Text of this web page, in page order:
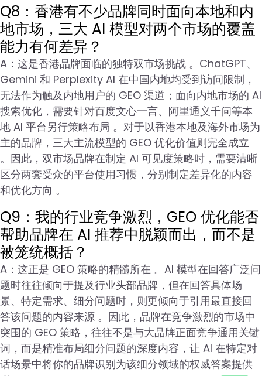
Q8：香港有不少品牌同时面向本地和内
地市场，三大 AI 模型对两个市场的覆盖
能力有何差异？
A：这是香港品牌面临的独特双市场挑战 。ChatGPT、
Gemini 和 Perplexity AI 在中国内地均受到访问限制，
无法作为触及内地用户的 GEO 渠道；面向内地市场的 AI
搜索优化，需要针对百度文心一言、阿里通义千问等本
地 AI 平台另行策略布局 。对于以香港本地及海外市场为
主的品牌，三大主流模型的 GEO 优化价值则完全成立
。因此，双市场品牌在制定 AI 可见度策略时，需要清晰
区分两套受众的平台使用习惯，分别制定差异化的内容
和优化方向 。
Q9：我的行业竞争激烈，GEO 优化能否
帮助品牌在 AI 推荐中脱颖而出，而不是
被笼统概括？
A：这正是 GEO 策略的精髓所在 。AI 模型在回答广泛问
题时往往倾向于提及行业头部品牌，但在回答具体场
景、特定需求、细分问题时，则更倾向于引用最直接回
答该问题的内容来源 。因此，品牌在竞争激烈的市场中
突围的 GEO 策略，往往不是与大品牌正面竞争通用关键
词，而是精准布局细分问题的深度内容，让 AI 在特定对
话场景中将你的品牌识别为该细分领域的权威答案提供